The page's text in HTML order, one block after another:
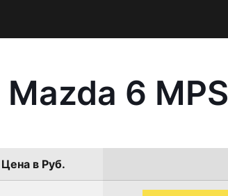
6 MPS
Цена в Руб.